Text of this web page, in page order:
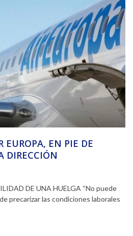
EUROPA, EN PIE DE
DIRECCIÓN
DE UNA HUELGA “No puede
precarizar las condiciones laborales